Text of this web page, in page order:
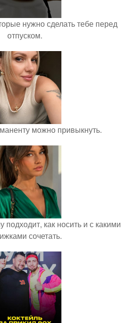
нужно сделать тебе перед
отпуском.
можно привыкнуть.
подходит, как носить и с какими
сочетать.